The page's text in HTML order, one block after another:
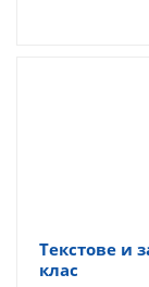
Текстове и
клас